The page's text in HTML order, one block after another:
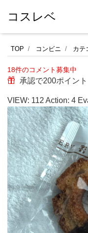
コスレベ
ザ
ク
ザ
美
味
し
い
【チ
ョ
コ
オ
ー
TOP コンビニ カテ
18件のコメント募集中
承認で200ポイント
VIEW: 112 Action: 4